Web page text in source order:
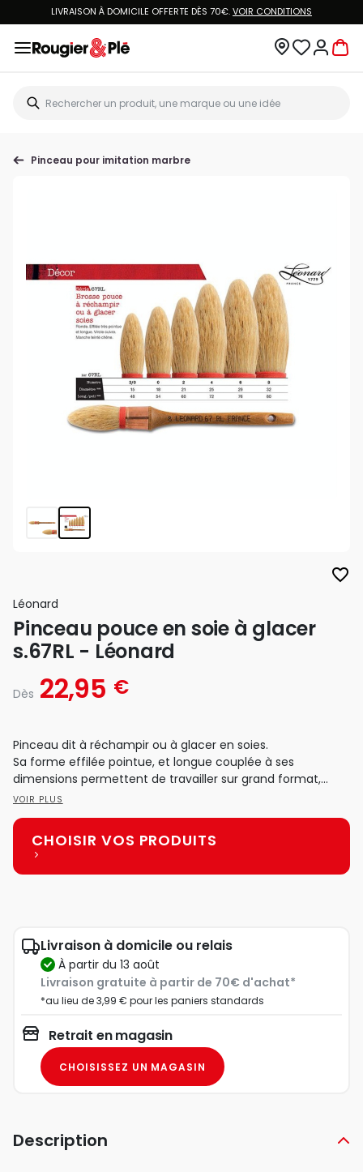
LIVRAISON À DOMICILE OFFERTE DÈS 70€.VOIR CONDITIONS
Pinceau pour imitation marbre
favorite_border
Léonard
Pinceau pouce en soie à glacer
s.67RL - Léonard
Dès 22,95 €
Pinceau dit à réchampir ou à glacer en soies.
Sa forme effilée pointue, et longue couplée à ses
dimensions permettent de travailler sur grand format,
tout...
VOIR PLUS
CHOISIR VOS PRODUITS
Livraison à domicile ou relais
à partir du 13 août
Livraison gratuite à partir de 70€ d'achat*
*au lieu de 3,99 € pour les paniers standards
Retrait en magasin
CHOISISSEZ UN MAGASIN
Description